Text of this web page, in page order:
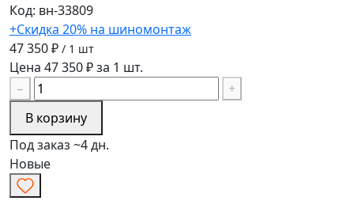
Код: вн-33809
+Скидка 20% на шиномонтаж
47 350 ₽ / 1 шт
Цена 47 350 ₽ за 1 шт.
−
+
В корзину
Под заказ ~4 дн.
Новые